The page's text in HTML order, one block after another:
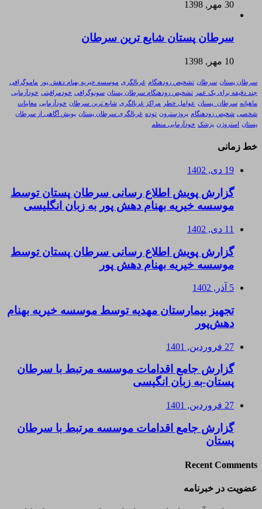
30 مهر, 1398
سرطان پستان شایع ترین سرطان
10 مهر, 1398
سرطان پستان سرطان تشخیص زودهنگام غربالگری موسسه خیریه بهنام دهش پور
ماموگرافی
چند دقیقه برای یک عمر
تشخیص زودهنگام سرطان پستان سونوگرافی خودمراقبتی خودآزمایی
ماهیانه سرطان_پستان عوامل خطر مراکز غربالگری شایع ترین سرطان خودآزمایی معاینات
شخصی شخیص زودهنگام پروژسترون توده غربالگری سرطان پستان پویش آگاهی از سرطان
پستان
استروژن پزشک خودآزمایی منظم
خط زمانی
19 دی, 1402
گزارش پویش اطلاع رسانی سرطان پستان توسط
موسسه خیریه بهنام دهش پور به زبان انگلیسی
11 دی, 1402
گزارش پویش اطلاع رسانی سرطان پستان توسط
موسسه خیریه بهنام دهش پور
5 آذر, 1402
تجهیز بیمارستان مهدیه توسط موسسه خیریه بهنام
دهش‌پور
27 فروردین, 1401
گزارش جامع اقدامات موسسه مرتبط با سرطان
پستان-به زبان انگیسی
27 فروردین, 1401
گزارش جامع اقدامات موسسه مرتبط با سرطان
پستان
Recent Comments
عضویت در خبرنامه